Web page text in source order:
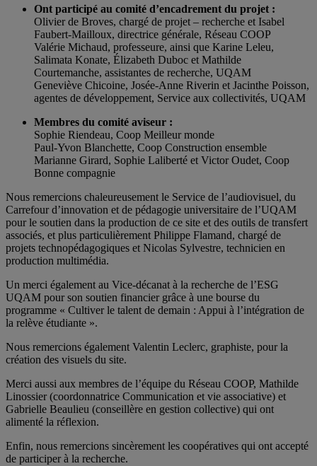
Ont participé au comité d’encadrement du projet :
Olivier de Broves, chargé de projet – recherche et Isabel
Faubert-Mailloux, directrice générale, Réseau COOP
Valérie Michaud, professeure, ainsi que Karine Leleu,
Salimata Konate, Élizabeth Duboc et Mathilde
Courtemanche, assistantes de recherche, UQAM
Geneviève Chicoine, Josée-Anne Riverin et Jacinthe Poisson,
agentes de développement, Service aux collectivités, UQAM
Membres du comité aviseur :
Sophie Riendeau, Coop Meilleur monde
Paul-Yvon Blanchette, Coop Construction ensemble
Marianne Girard, Sophie Laliberté et Victor Oudet, Coop
Bonne compagnie
Nous remercions chaleureusement le Service de l’audiovisuel, du
Carrefour d’innovation et de pédagogie universitaire de l’UQAM
pour le soutien dans la production de ce site et des outils de transfert
associés, et plus particulièrement Philippe Flamand, chargé de
projets technopédagogiques et Nicolas Sylvestre, technicien en
production multimédia.
Un merci également au Vice-décanat à la recherche de l’ESG
UQAM pour son soutien financier grâce à une bourse du
programme « Cultiver le talent de demain : Appui à l’intégration de
la relève étudiante ».
Nous remercions également Valentin Leclerc, graphiste, pour la
création des visuels du site.
Merci aussi aux membres de l’équipe du Réseau COOP, Mathilde
Linossier (coordonnatrice Communication et vie associative) et
Gabrielle Beaulieu (conseillère en gestion collective) qui ont
alimenté la réflexion.
Enfin, nous remercions sincèrement les coopératives qui ont accepté
de participer à la recherche.